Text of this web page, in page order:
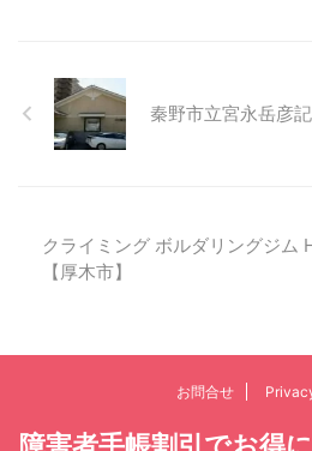
秦野市立宮永岳彦
クライミング ボルダリングジム
【厚木市】
お問合せ
障害者手帳割引でお得